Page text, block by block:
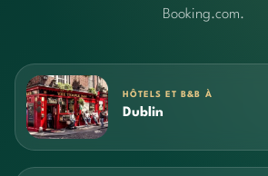
Booking.com.
HÔTELS ET B&B À
Dublin